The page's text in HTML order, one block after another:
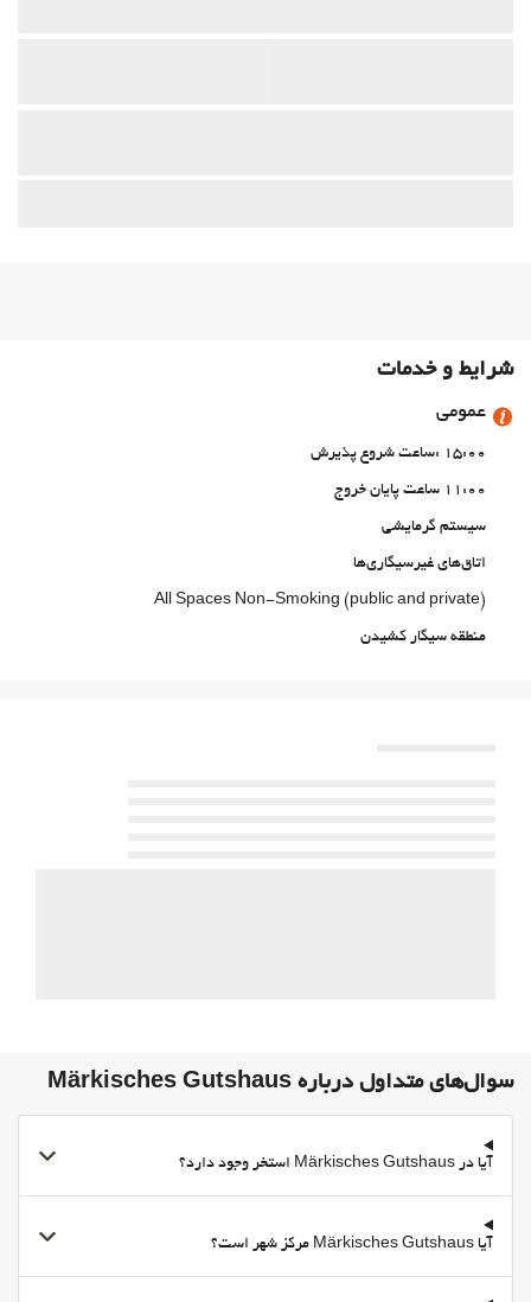
شرایط و خدمات
عمومی
15:00 :ساعت شروع پذیرش
11:00 ساعت پایان خروج
سیستم گرمایشی
اتاق‌های غیرسیگاری‌ها
All Spaces Non-Smoking (public and private)
منطقه سیگار کشیدن
بار
پارکینگ
مناطق متداول
سوال‌های متداول درباره Märkisches Gutshaus
آیا در Märkisches Gutshaus استخر وجود دارد؟
آیا Märkisches Gutshaus مرکز شهر است؟